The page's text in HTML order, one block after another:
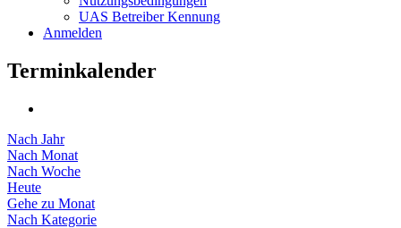
UAS Betreiber Kennung
Anmelden
Terminkalender
Nach Jahr
Nach Monat
Nach Woche
Heute
Gehe zu Monat
Nach Kategorie